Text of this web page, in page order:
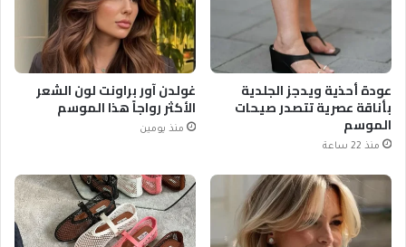
عودة أحذية ويدجز الجلدية
بأناقة عصرية تتصدر صيحات
الموسم
منذ 22 ساعة
غولدن آور براونت لون الشعر
الأكثر رواجاً هذا الموسم
منذ يومين